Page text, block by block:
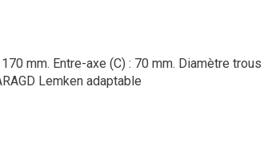
mm. Entre-axe (C) : 70 mm. Diamètre
Lemken adaptable